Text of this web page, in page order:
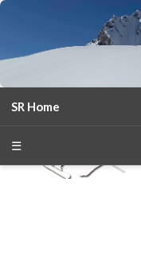
SR Home
☰